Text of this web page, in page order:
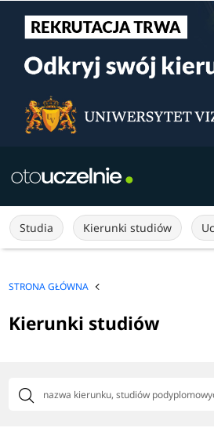
Studia Kierunki studiów
STRONA GŁÓWNA
Kierunki studiów